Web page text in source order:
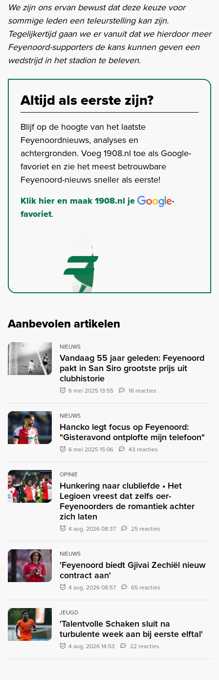
We zijn ons ervan bewust dat deze keuze voor
sommige leden een teleurstelling kan zijn.
Tegelijkertijd gaan we er vanuit dat we hierdoor meer
Feyenoord-supporters de kans kunnen geven een
wedstrijd in het stadion te beleven.
Altijd als eerste zijn?
Blijf op de hoogte van het laatste
Feyenoordnieuws, analyses en
achtergronden. Voeg 1908.nl toe als Google-
favoriet en zie het meest betrouwbare
Feyenoord-nieuws sneller als eerste!
Klik hier en maak 1908.nl je
-
favoriet.
Aanbevolen artikelen
NIEUWS
Vandaag 55 jaar geleden: Feyenoord
pakt in San Siro grootste prijs uit
clubhistorie
6 mei 2025 13:55 16 reacties
NIEUWS
Hancko legt focus op Feyenoord:
"Gisteravond ontplofte mijn telefoon"
6 mei 2025 15:06 43 reacties
OPINIE
Hunkering naar clubliefde • Het
Legioen vreest dat zelfs oer-
Feyenoorders de romantiek achter
zich laten
4 aug. 2026 08:37 25 reacties
NIEUWS
'Feyenoord biedt Gjivai Zechiël nieuw
contract aan'
4 aug. 2026 08:57 65 reacties
JEUGD
'Talentvolle Schaken sluit na
turbulente week aan bij eerste elftal'
4 aug. 2026 14:53 22 reacties